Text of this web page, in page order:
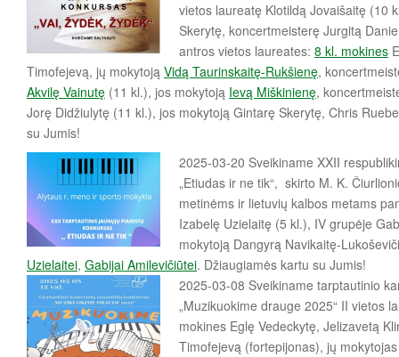
vietos laureatę Klotildą Jovaišaitę (10
Skerytę, koncertmeisterę Jurgitą
antros vietos laureates: 8 kl. mokines
Timofejevą, jų mokytoją Vidą Taurinskaitę-Rukšienę,
Akvilę Vainutę (11 kl.), jos mokytoją Ievą Miškinienę,
Jorę Didžiulytę (11 kl.), jos mokytoją Gintarę Skerytę, Chris
su Jumis!
2025-03-20 Sveikiname XXII
„Etiudas ir ne tik“, skirto M. K.
metinėms ir lietuvių kalbos metams
Izabelę Uzielaitę (5 kl.), IV grupėje
mokytoją Dangyrą Navikaitę-
Uzielaitei, Gabijai Amilevičiūtei. Džiaugiamės kartu su Jumis!
2025-03-08 Sveikiname tarptautinio
„Muzikuokime drauge 2025“ II vietos
mokines Eglę Vedeckytę, Jelizavetą
Timofejevą (fortepijonas), jų